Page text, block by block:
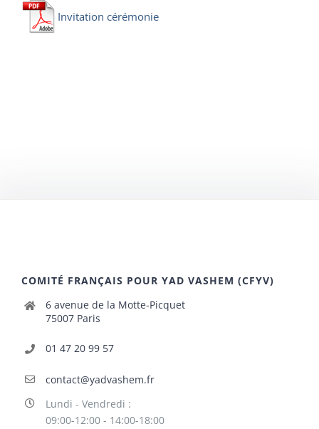
Invitation cérémonie
COMITÉ FRANÇAIS POUR YAD VASHEM (CFYV)
6 avenue de la Motte-Picquet
75007 Paris
01 47 20 99 57
contact@yadvashem.fr
Lundi - Vendredi :
09:00-12:00 - 14:00-18:00